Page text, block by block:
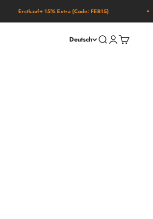
Erstkauf+ 15% Extra (Code: FEB15)
Deutsch Suche öffnen